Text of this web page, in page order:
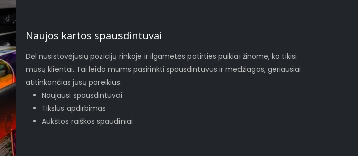
Naujos kartos spausdintuvai
Dėl nusistovėjusių pozicijų rinkoje ir ilgametės patirties puikiai žinome, ko tikisi
mūsų klientai. Tai leido mums pasirinkti spausdintuvus ir medžiagas, geriausiai
atitinkančias jūsų poreikius.
Naujausi spausdintuvai
Tikslus apdirbimas
Aukštos raiškos spaudiniai